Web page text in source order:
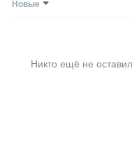
Новые
Никто ещё не